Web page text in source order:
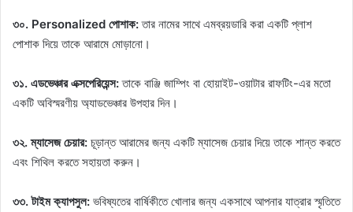
৩০. Personalized পোশাক:তার নামের সাথে এমব্রয়ডারি করা একটি প্লাশ
পোশাক দিয়ে তাকে আরামে মোড়ানো।
৩১. এডভেঞ্চার এক্সপেরিয়েন্স:তাকে বাঞ্জি জাম্পিং বা হোয়াইট-ওয়াটার রাফটিং-এর মতো
একটি অবিস্মরণীয় অ্যাডভেঞ্চার উপহার দিন।
৩২. ম্যাসেজ চেয়ার: চূড়ান্ত আরামের জন্য একটি ম্যাসেজ চেয়ার দিয়ে তাকে শান্ত করতে
এবং শিথিল করতে সহায়তা করুন।
৩৩. টাইম ক্যাপসুল: ভবিষ্যতের বার্ষিকীতে খোলার জন্য একসাথে আপনার যাত্রার স্মৃতিতে